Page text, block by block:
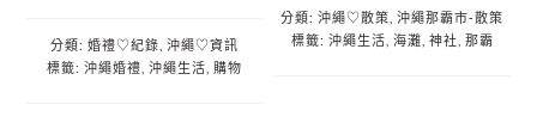
分類:婚禮♡紀錄 ,沖繩♡資訊
標籤:沖繩婚禮 ,沖繩生活 購物
分類:沖繩♡散策 ,沖繩那霸市‐散策
標籤: 沖繩生活 海灘 神社 那霸